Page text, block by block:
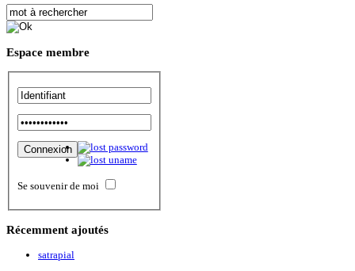
Espace membre
Se souvenir de moi
Récemment ajoutés
satrapial